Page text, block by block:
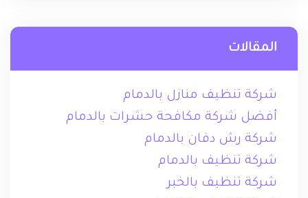
المقالات
شركة تنظيف منازل بالدمام
أفضل شركة مكافحة حشرات بالدمام
شركة رش دفان بالدمام
شركة تنظيف بالدمام
شركة تنظيف بالخبر